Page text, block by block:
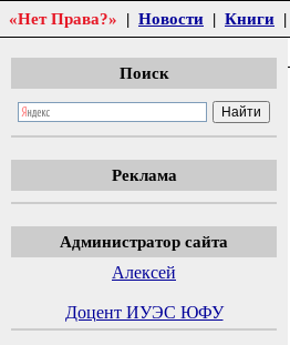
«Нет Права?» | Новости | Книги |
Поиск
Реклама
Администратор сайта
Алексей
Доцент ИУЭС ЮФУ